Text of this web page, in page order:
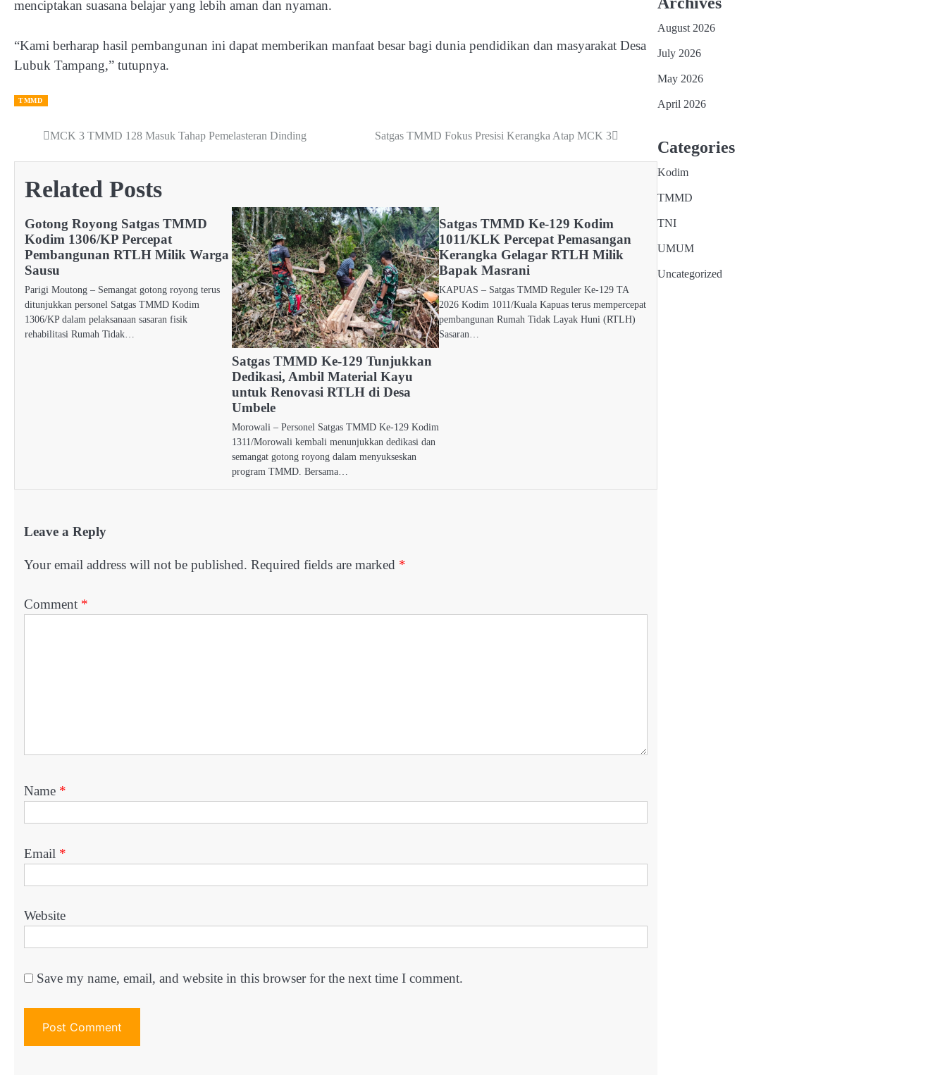
menciptakan suasana belajar yang lebih aman dan nyaman.
“Kami berharap hasil pembangunan ini dapat memberikan manfaat besar bagi dunia pendidikan dan masyarakat Desa
Lubuk Tampang,” tutupnya.
TMMD
Post
navigation
MCK 3 TMMD 128 Masuk Tahap Pemelasteran Dinding Satgas TMMD Fokus Presisi Kerangka Atap MCK 3
Related Posts
Gotong Royong Satgas TMMD
Kodim 1306/KP Percepat
Pembangunan RTLH Milik Warga
Sausu
Parigi Moutong – Semangat gotong royong terus
ditunjukkan personel Satgas TMMD Kodim
1306/KP dalam pelaksanaan sasaran fisik
rehabilitasi Rumah Tidak…
Satgas TMMD Ke-129 Tunjukkan
Dedikasi, Ambil Material Kayu
untuk Renovasi RTLH di Desa
Umbele
Morowali – Personel Satgas TMMD Ke-129 Kodim
1311/Morowali kembali menunjukkan dedikasi dan
semangat gotong royong dalam menyukseskan
program TMMD. Bersama…
Satgas TMMD Ke-129 Kodim
1011/KLK Percepat Pemasangan
Kerangka Gelagar RTLH Milik
Bapak Masrani
KAPUAS – Satgas TMMD Reguler Ke-129 TA
2026 Kodim 1011/Kuala Kapuas terus mempercepat
pembangunan Rumah Tidak Layak Huni (RTLH)
Sasaran…
Leave a Reply
Your email address will not be published. Required fields are marked *
Comment *
Name *
Email *
Website
Save my name, email, and website in this browser for the next time I comment.
August 2026
July 2026
May 2026
April 2026
Categories
Kodim
TMMD
TNI
UMUM
Uncategorized